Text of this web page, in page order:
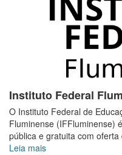
Instituto Federal
O Instituto Federal de
Fluminense (IFFluminense)
pública e gratuita com
Leia mais